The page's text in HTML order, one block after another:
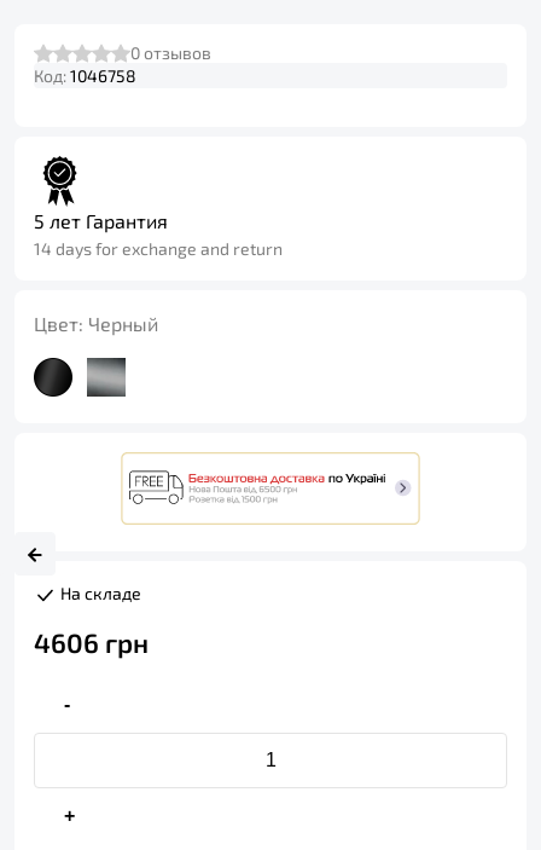
0отзывов
Код:1046758
5 лет Гарантия
14 days for exchange and return
Цвет: Черный
На складе
4606 грн
-
+